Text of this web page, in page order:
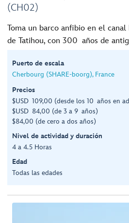
(CH02)
Toma un barco anfibio en el
de Tatihou, con 300 años de
Puerto de escala
Cherbourg (SHARE-boorg), France
Precios
$USD 109,00 (desde los 10 años en
$USD 84,00 (de 3 a 9 años)
$84,00 (de cero a dos años)
Nivel de actividad y duración
4 a 4.5 Horas
Edad
Todas las edades